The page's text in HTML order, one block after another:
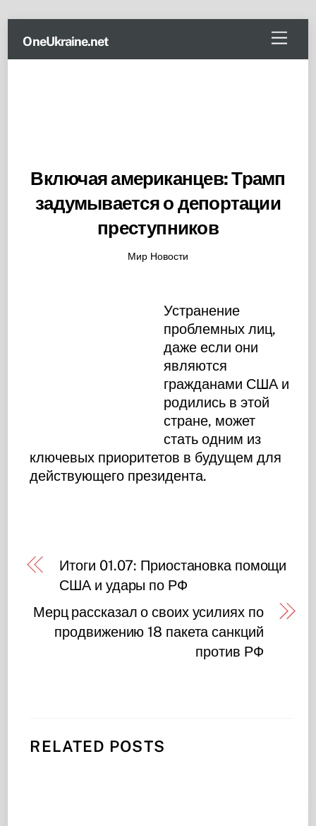
content
Menu
OneUkraine.net
Включая американцев: Трамп
задумывается о депортации
преступников
Мир Новости
Устранение
проблемных лиц,
даже если они
являются
гражданами США и
родились в этой
стране, может
стать одним из
ключевых приоритетов в будущем для
действующего президента.
Итоги 01.07: Приостановка помощи
США и удары по РФ
Мерц рассказал о своих усилиях по
продвижению 18 пакета санкций
против РФ
RELATED POSTS